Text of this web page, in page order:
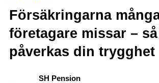
Försäkringarna
företagare missar –
påverkas din trygghet
SH Pension